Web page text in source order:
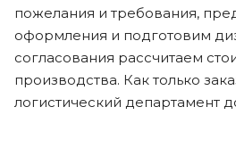
пожелания и требования,
оформления и подготовим
согласования рассчитаем
производства. Как только
логистический департамент